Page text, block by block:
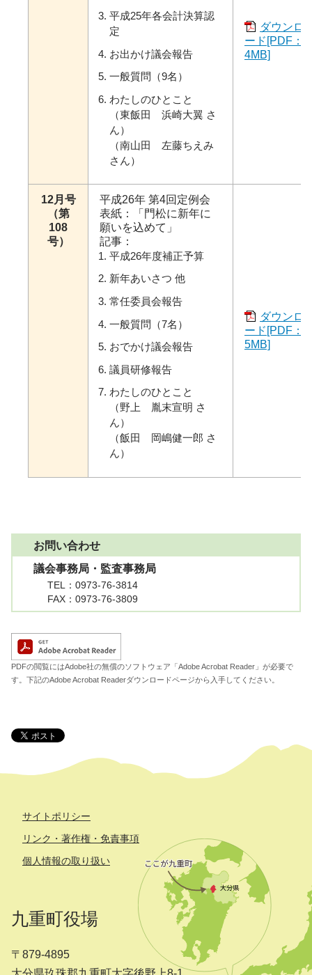
平成25年各会計決算認
定
お出かけ議会報告
一般質問（9名）
わたしのひとこと
（東飯田 浜崎大翼 さ
ん）
（南山田 左藤ちえみ
さん）
ダウンロ
ード[PDF：
4MB]
12月号
（第
108
号）
平成26年 第4回定例会
表紙：「門松に新年に
願いを込めて」
記事：
平成26年度補正予算
新年あいさつ 他
常任委員会報告
一般質問（7名）
おでかけ議会報告
議員研修報告
わたしのひとこと
（野上 胤末宣明 さ
ん）
（飯田 岡嶋健一郎 さ
ん）
ダウンロ
ード[PDF：
5MB]
お問い合わせ
議会事務局・監査事務局
TEL
：0973-76-3814
FAX ：0973-76-3809
PDFの閲覧にはAdobe社の無償のソフトウェア「Adobe Acrobat Reader」が必要で
す。下記のAdobe Acrobat Readerダウンロードページから入手してください。
サイトポリシー
リンク・著作権・免責事項
個人情報の取り扱い
九重町役場
〒879-4895